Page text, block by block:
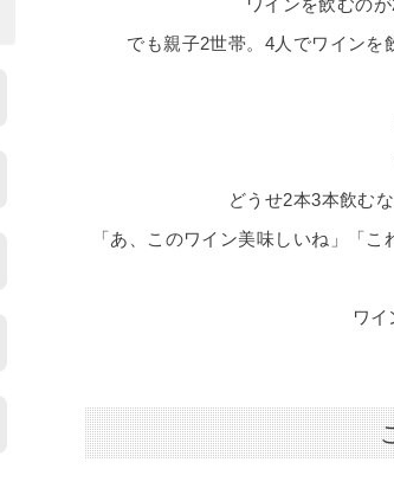
でも親子2世帯。4人でワインを
どうせ2本3本飲む
「あ、このワイン美味しいね」「
ワ